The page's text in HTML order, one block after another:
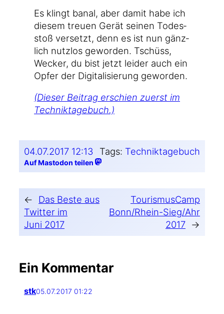
Es klingt banal, aber damit habe ich
die­sem treu­en Gerät sei­nen Todes­
stoß ver­setzt, denn es ist nun gänz­
lich nutz­los gewor­den. Tschüss,
Wecker, du bist jetzt lei­der auch ein
Opfer der Digi­ta­li­sie­rung geworden.
(Die­ser Bei­trag erschien zuerst im
Techniktagebuch.)
04.07.2017 12:13 Tags: Techniktagebuch
Auf Mastodon teilen
←
Das Beste aus
Twitter im
Juni 2017
TourismusCamp
Bonn/Rhein-Sieg/Ahr
2017 →
Ein Kommentar
stk05.07.2017 01:22